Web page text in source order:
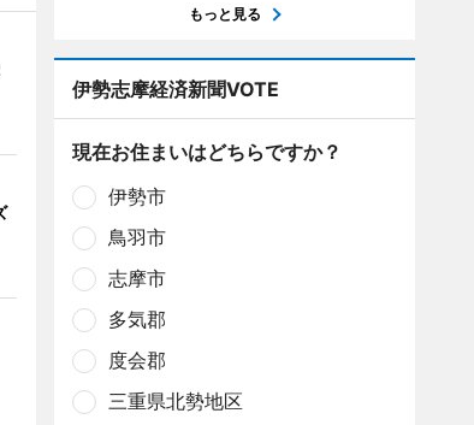
もっと見る
伊勢志摩経済新聞VOTE
現在お住まいはどちらですか？
伊勢市
鳥羽市
志摩市
多気郡
度会郡
三重県北勢地区